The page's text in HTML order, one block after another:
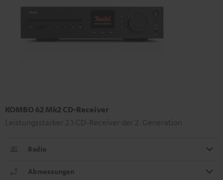
KOMBO 62 Mk2 CD-Receiver
Leistungsstarker 2.1-CD-Receiver der 2. Generation
Radio
Abmessungen